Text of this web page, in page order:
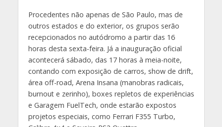
Procedentes não apenas de São Paulo, mas de
outros estados e do exterior, os grupos serão
recepcionados no autódromo a partir das 16
horas desta sexta-feira. Já a inauguração oficial
acontecerá sábado, das 17 horas à meia-noite,
contando com exposição de carros, show de drift,
área off-road, Arena Insana (manobras radicais,
burnout e zerinho), boxes repletos de experiências
e Garagem FuelTech, onde estarão expostos
projetos especiais, como Ferrari F355 Turbo,